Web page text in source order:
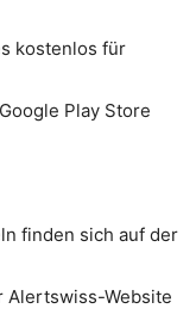
kostenlos für
Play Store
finden sich auf der
Alertswiss-Website